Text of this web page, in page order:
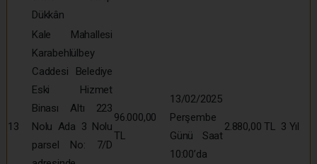
Dükkân
13
Kale Mahallesi
Karabehlülbey
Caddesi Belediye
Eski Hizmet
Binası Altı 223
Nolu Ada 3 Nolu
parsel No: 7/D
96.000,00
TL
13/02/2025
Perşembe
Günü Saat
10:00’da
2.880,00 TL 3 Yıl